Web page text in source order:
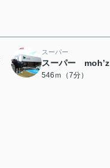
スーパー
スーパー moh’z
546ｍ（7分）